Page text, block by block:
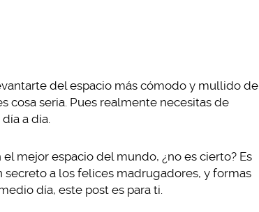
del espacio más cómodo y mullido de
cosa seria. Pues realmente necesitas de
a día.
mejor espacio del mundo, ¿no es cierto? Es
secreto a los felices madrugadores, y formas
día, este post es para ti.